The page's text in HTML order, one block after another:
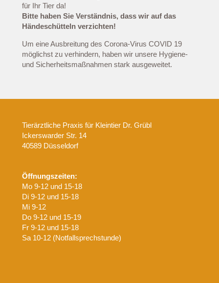
für Ihr Tier da!
Bitte haben Sie Verständnis, dass wir auf das
Händeschütteln verzichten!
Um eine Ausbreitung des Corona-Virus COVID 19
möglichst zu verhindern, haben wir unsere Hygiene-
und Sicherheitsmaßnahmen stark ausgeweitet.
Tierärztliche Praxis für Kleintier Dr. Grübl
Ickerswarder Str. 14
40589 Düsseldorf
Öffnungszeiten:
Mo 9-12 und 15-18
Di 9-12 und 15-18
Mi 9-12
Do 9-12 und 15-19
Fr 9-12 und 15-18
Sa 10-12 (Notfallsprechstunde)